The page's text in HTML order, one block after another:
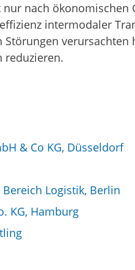
nach ökonomischen
intermodaler
verursachten
reduzieren.
& Co KG, Düsseldorf
Logistik, Berlin
KG, Hamburg